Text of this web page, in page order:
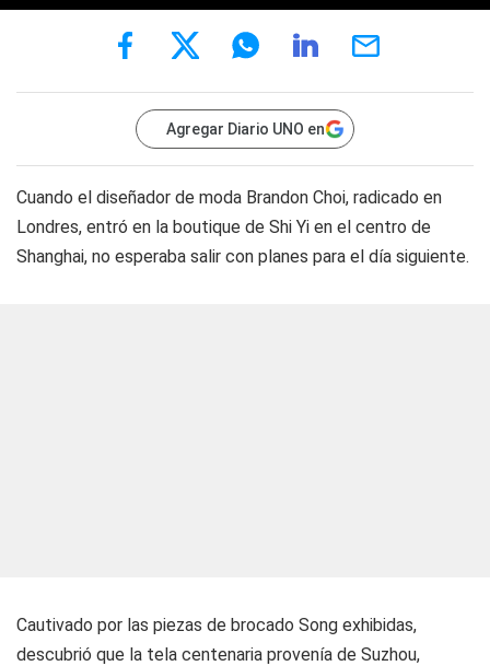
Agregar Diario UNO en
Cuando el diseñador de moda Brandon Choi, radicado en
Londres, entró en la boutique de Shi Yi en el centro de
Shanghai, no esperaba salir con planes para el día siguiente.
Cautivado por las piezas de brocado Song exhibidas,
descubrió que la tela centenaria provenía de Suzhou,